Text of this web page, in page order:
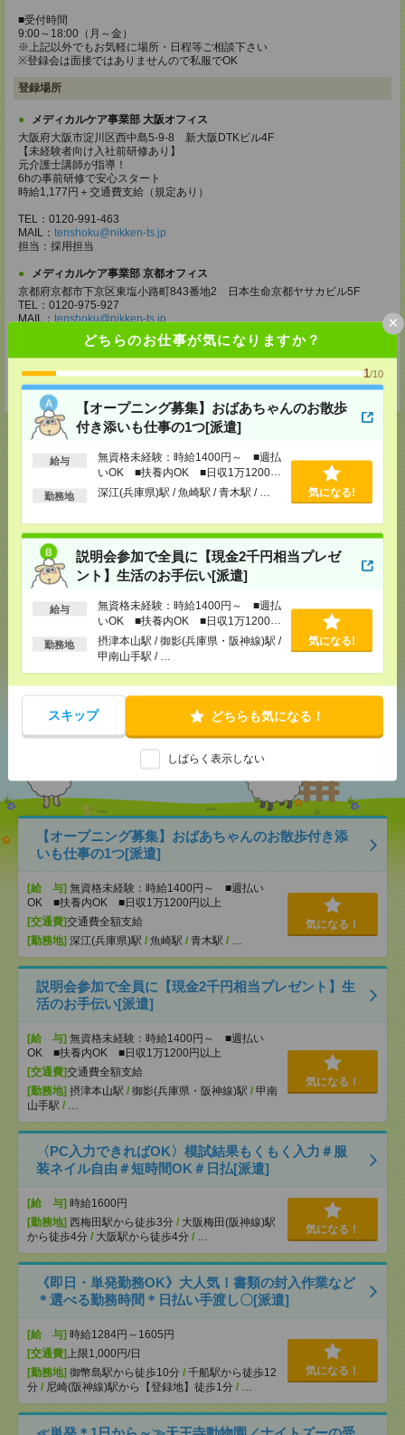
どちらのお仕事が気になりますか？
1/10
【オープニング募集】おばあちゃんのお散歩
付き添いも仕事の1つ[派遣]
給与
無資格未経験：時給1400円～ ■週払
いOK ■扶養内OK ■日収1万1200円
以上
勤務地 深江(兵庫県)駅 / 魚崎駅 / 青木駅 / … 気になる!
説明会参加で全員に【現金2千円相当プレゼ
ント】生活のお手伝い[派遣]
給与
無資格未経験：時給1400円～ ■週払
いOK ■扶養内OK ■日収1万1200円
以上
勤務地
摂津本山駅 / 御影(兵庫県・阪神線)駅 /
甲南山手駅 / …
気になる!
スキップ どちらも気になる！
しばらく表示しない
×
■受付時間
9:00～18:00（月～金）
※上記以外でもお気軽に場所・日程等ご相談下さい
※登録会は面接ではありませんので私服でOK
登録場所
メディカルケア事業部 大阪オフィス
大阪府大阪市淀川区西中島5-9-8 新大阪DTKビル4F
【未経験者向け入社前研修あり】
元介護士講師が指導！
6hの事前研修で安心スタート
時給1,177円＋交通費支給（規定あり）
TEL：0120-991-463
MAIL： tenshoku@nikken-ts.jp
担当：採用担当
メディカルケア事業部 京都オフィス
京都府京都市下京区東塩小路町843番地2 日本生命京都ヤサカビル5F
TEL：0120-975-927
MAIL：tenshoku@nikken-ts.jp
担当：採用担当
登録交通費
★今ならご来社登録でQUOカード2000円分をプレゼント中★
応募ページへ
気になる！ 電話応募
メールで送る LINEで送る
シェア ツイート ブックマーク
あなたの閲覧履歴からの
おすすめ
【オープニング募集】おばあちゃんのお散歩付き添
いも仕事の1つ[派遣]
[給 与] 無資格未経験：時給1400円～ ■週払い
OK ■扶養内OK ■日収1万1200円以上
[交通費]交通費全額支給
[勤務地] 深江(兵庫県)駅 / 魚崎駅 / 青木駅 / …
気になる！
説明会参加で全員に【現金2千円相当プレゼント】生
活のお手伝い[派遣]
[給 与] 無資格未経験：時給1400円～ ■週払い
OK ■扶養内OK ■日収1万1200円以上
[交通費]交通費全額支給
[勤務地] 摂津本山駅 / 御影(兵庫県・阪神線)駅 / 甲南
山手駅 / …
気になる！
〈PC入力できればOK〉模試結果もくもく入力＃服
装ネイル自由＃短時間OK＃日払[派遣]
[給 与] 時給1600円
[勤務地] 西梅田駅から徒歩3分 / 大阪梅田(阪神線)駅
から徒歩4分 / 大阪駅から徒歩4分 / …
気になる！
《即日・単発勤務OK》大人気！書類の封入作業など
＊選べる勤務時間＊日払い手渡し〇[派遣]
[給 与] 時給1284円～1605円
[交通費] 上限1,000円/日
[勤務地] 御幣島駅から徒歩10分 / 千船駅から徒歩12
分 / 尼崎(阪神線)駅から【登録地】徒歩1分 / …
気になる！